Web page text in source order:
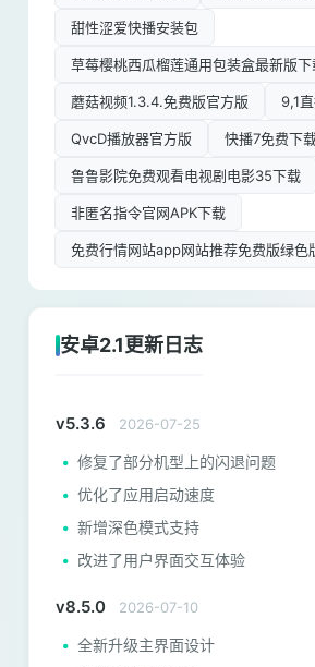
甜性涩爱快播安装包
草莓樱桃西瓜榴莲通用包装盒最新版
蘑菇视频1.3.4.免费版官方版 9,1
QvcD播放器官方版 快播7免费下
鲁鲁影院免费观看电视剧电影35下载
非匿名指令官网APK下载
免费行情网站app网站推荐免费版绿色
安卓2.1更新日志
v5.3.6 2026-07-25
修复了部分机型上的闪退问题
优化了应用启动速度
新增深色模式支持
改进了用户界面交互体验
v8.5.0 2026-07-10
全新升级主界面设计